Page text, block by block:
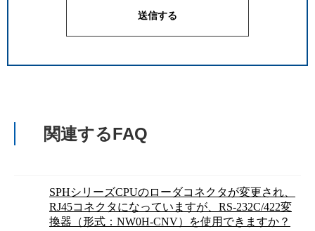
関連するFAQ
SPHシリーズCPUのローダコネクタが変更され、
RJ45コネクタになっていますが、RS-232C/422変
換器（形式：NW0H-CNV）を使用できますか？